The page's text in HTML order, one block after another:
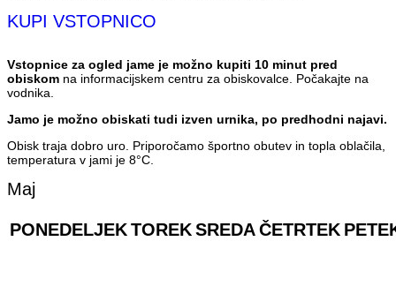
KUPI VSTOPNICO
Vstopnice za ogled jame je možno kupiti 10 minut pred
obiskom na informacijskem centru za obiskovalce. Počakajte na
vodnika.
Jamo je možno obiskati tudi izven urnika, po predhodni najavi.
Obisk traja dobro uro. Priporočamo športno obutev in topla oblačila,
temperatura v jami je 8°C.
Maj
PONEDELJEKTOREKSREDAČETRTEK